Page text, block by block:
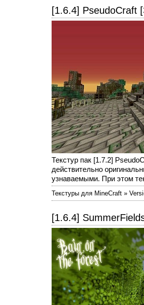
[1.6.4] PseudoCraft
Текстур пак [1.7.2]
действительно
узнаваемыми. При этом
Текстуры для MineCraft »
[1.6.4]